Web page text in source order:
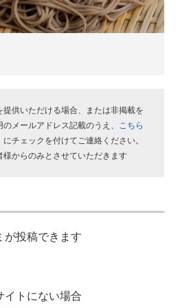
来
る
ィ
ト
ト
援
提供いただける場合、または非掲載を
メールアドレス記載のうえ、
こちら
チェックを付けてご連絡ください。
からのみとさせていただきます
が投稿できます
イトにない場合